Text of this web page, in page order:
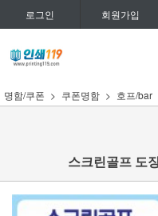
로그인 회원가입
명함/쿠폰 쿠폰명함 호프/bar
스크린골프 도